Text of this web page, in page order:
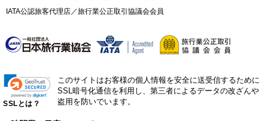
IATA公認旅客代理店／旅行業公正取引協議会会員
SSLとは？
このサイトはお客様の個人情報を安全に送受信するために
SSL暗号化通信を利用し、第三者によるデータの改ざんや
盗用を防いでいます。